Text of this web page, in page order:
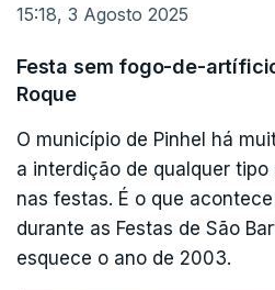
Nacional de Emergência e
Em Vila Real, eram
"ocorrências
em Pena, Quintã e Vila
operacionais, apoiados
e 13 aéreos asseguravam
chamas.
15:18, 3 Agosto 2025
Festa sem fogo-de-
Roque
O município de Pinhel há
a interdição de qualquer
nas festas. É o que
durante as Festas de São
esquece o ano de 2003.